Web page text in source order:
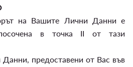
на Вашите Лични Данни е
в точка II от тази
предоставени от Вас във